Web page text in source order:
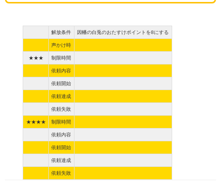
解放条件 因幡の白兎のおたすけポイントを8にする
声かけ時
★★★ 制限時間
依頼内容
依頼開始
依頼達成
依頼失敗
★★★★ 制限時間
依頼内容
依頼開始
依頼達成
依頼失敗